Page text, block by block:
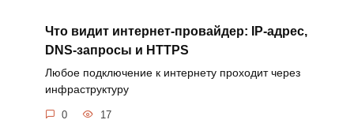
Что видит интернет-провайдер: IP-адрес,
DNS-запросы и HTTPS
Любое подключение к интернету проходит через
инфраструктуру
0 17